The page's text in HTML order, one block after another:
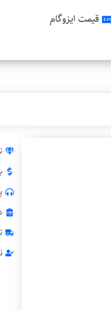
قیمت ایزوگام